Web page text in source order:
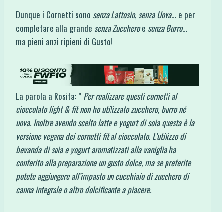
Dunque i Cornetti sono senza Lattosio, senza Uova… e per
completare alla grande senza Zuccheroe senza Burro…
ma pieni anzi ripieni di Gusto!
La parola a Rosita: ” Per realizzare questi cornetti al
cioccolato light & fit non ho utilizzato zucchero, burro né
uova. Inoltre avendo scelto latte e yogurt di soia questa è la
versione vegana dei cornetti fit al cioccolato. L’utilizzo di
bevanda di soia e yogurt aromatizzati alla vaniglia ha
conferito alla preparazione un gusto dolce, ma se preferite
potete aggiungere all’impasto un cucchiaio di zucchero di
canna integrale o altro dolcificante a piacere.